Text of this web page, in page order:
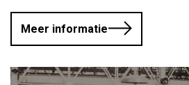
Meer informatie